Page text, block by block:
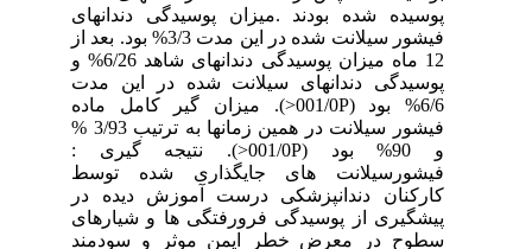
پوسیده شده بودند .میزان پوسیدگی دندانهای
فیشور سیلانت شده در این مدت 3/3% بود. بعد از
12 ماه میزان پوسیدگی دندانهای شاهد 6/26% و
پوسیدگی دندانهای سیلانت شده در این مدت
6/6% بود (001/0P<). میزان گیر کامل ماده
فیشور سیلانت در همین زمانها به ترتیب 3/93 %
و 90% بود (001/0P<). نتیجه گیری :
فیشورسیلانت های جایگذاری شده توسط
کارکنان دندانپزشکی درست آموزش دیده در
پیشگیری از پوسیدگی فرورفتگی ها و شیارهای
سطوح در معرض خطر ایمن موثر و سودمند